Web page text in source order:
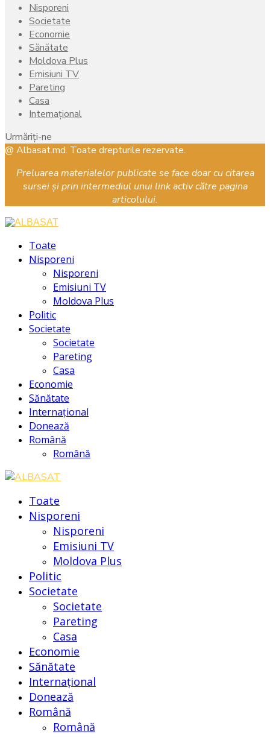
Nisporeni
Societate
Economie
Sănătate
Moldova Plus
Emisiuni TV
Pareting
Casa
Internațional
Urmăriți-ne
Facebook
Instagram
Youtube
@ Albasat.md. Toate drepturile rezervate.
Preluarea materialelor publicate se face doar cu citarea
sursei și prin intermediul unui link activ către pagina
articolului.
Toate
Nisporeni
Nisporeni
Emisiuni TV
Moldova Plus
Politic
Societate
Societate
Pareting
Casa
Economie
Sănătate
Internațional
Donează
Română
Română
Toate
Nisporeni
Nisporeni
Emisiuni TV
Moldova Plus
Politic
Societate
Societate
Pareting
Casa
Economie
Sănătate
Internațional
Donează
Română
Română